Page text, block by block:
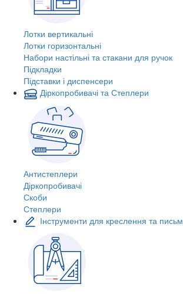
Лотки вертикальні
Лотки горизонтальні
Набори настільні та стакани для ручок
Підкладки
Підставки і диспенсери
Діркопробивачі та Степлери
Антистеплери
Діркопробивачі
Скоби
Степлери
Інструменти для креслення та